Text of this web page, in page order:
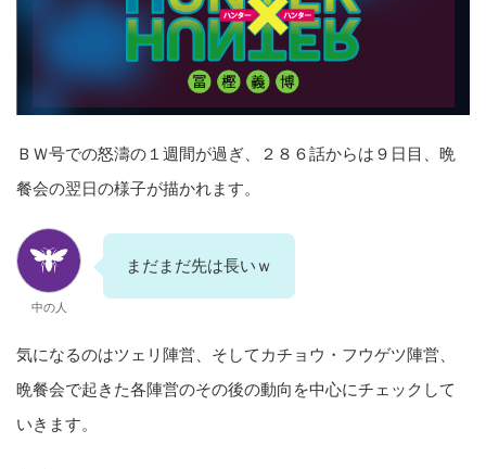
ＢＷ号での怒濤の１週間が過ぎ、２８６話からは９日目、晩
餐会の翌日の様子が描かれます。
中の人
まだまだ先は長いｗ
気になるのはツェリ陣営、そしてカチョウ・フウゲツ陣営、
晩餐会で起きた各陣営のその後の動向を中心にチェックして
いきます。